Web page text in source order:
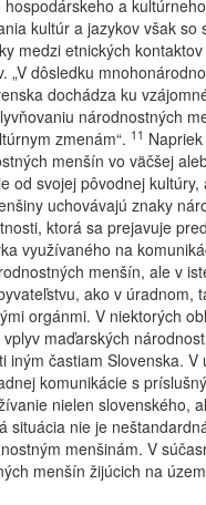
a
kultúr a jazykov však so
medzi etnických
„V dôsledku
dochádza ku
národnostných
zmenám“. 11
menšín vo väčšej
od svojej pôvodnej kultúry,
uchovávajú znaky
ktorá sa prejavuje
využívaného na
menšín, ale v
ako v úradnom,
orgánmi. V niektorých
maďarských
iným častiam Slovenska. V
komunikácie s
nielen slovenského,
situácia nie je
menšinám. V
menšín žijúcich na